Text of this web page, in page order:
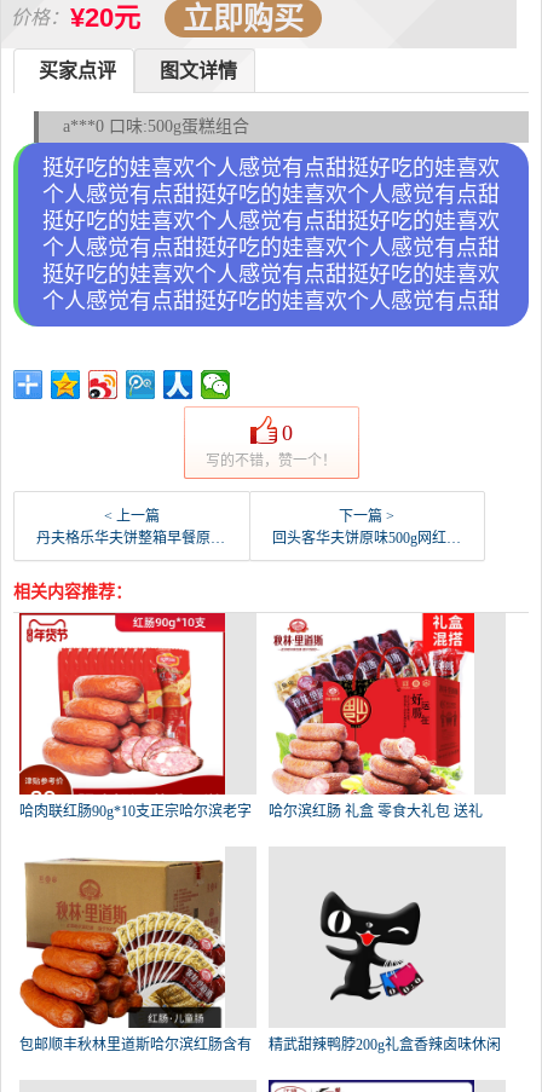
价格： ¥20元 立即购买
图文详情
买家点评
a***0 口味:500g蛋糕组合
挺好吃的娃喜欢个人感觉有点甜挺好吃的娃喜欢
个人感觉有点甜挺好吃的娃喜欢个人感觉有点甜
挺好吃的娃喜欢个人感觉有点甜挺好吃的娃喜欢
个人感觉有点甜挺好吃的娃喜欢个人感觉有点甜
挺好吃的娃喜欢个人感觉有点甜挺好吃的娃喜欢
个人感觉有点甜挺好吃的娃喜欢个人感觉有点甜
0
写的不错，赞一个！
< 上一篇
丹夫格乐华夫饼整箱早餐原味零食500g黄油味圆形软-软面包(嘉荣食品专营店仅售29.9元)
下一篇 >
回头客华夫饼原味500g网红零食软格子面包营养早餐-软面包(品上乐源旗舰店仅售16.89元)
相关内容推荐：
哈肉联红肠90g*10支正宗哈尔滨老字 哈尔滨红肠 礼盒 零食大礼包 送礼
包邮顺丰秋林里道斯哈尔滨红肠含有 精武甜辣鸭脖200g礼盒香辣卤味休闲